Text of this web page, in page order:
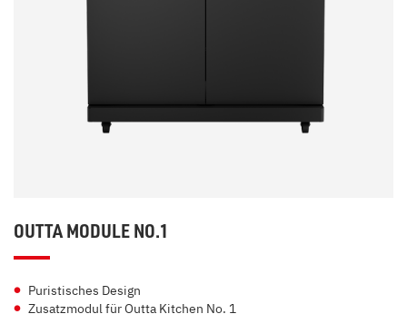
OUTTA MODULE NO.1
Puristisches Design
Zusatzmodul für Outta Kitchen No. 1